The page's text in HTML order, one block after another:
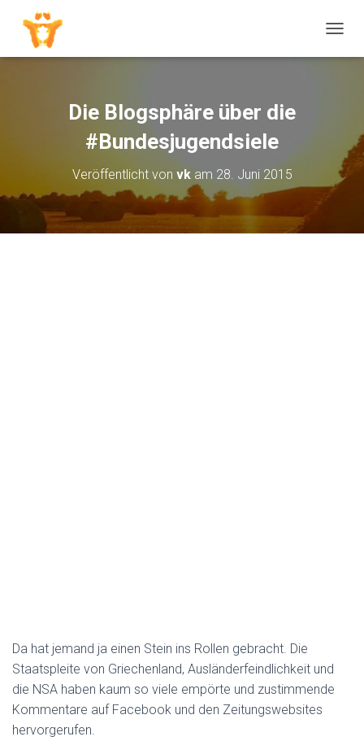
A
N
Die Blogsphäre über die
#Bundesjugendsiele
Veröffentlicht von vkam 28. Juni 2015
Da hat jemand ja einen Stein ins Rollen gebracht. Die
Staatspleite von Griechenland, Ausländerfeindlichkeit und
die NSA haben kaum so viele empörte und zustimmende
Kommentare auf Facebook und den Zeitungswebsites
hervorgerufen.